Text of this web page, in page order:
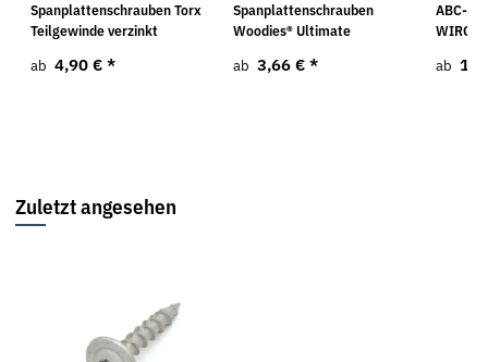
Spanplattenschrauben Torx
Teilgewinde verzinkt
ab 4,90 € *
Spanplattenschrauben
Woodies® Ultimate
ab 3,66 € *
ABC-
WIROX
ab
Zuletzt angesehen